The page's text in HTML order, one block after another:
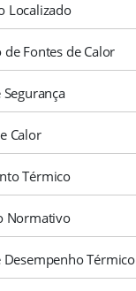
Localizado
Fontes de Calor
Calor
Térmico
Normativo
Desempenho Térmico